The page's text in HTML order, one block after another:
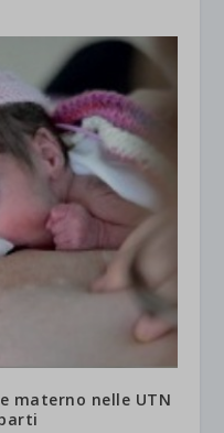
materno nelle UTN